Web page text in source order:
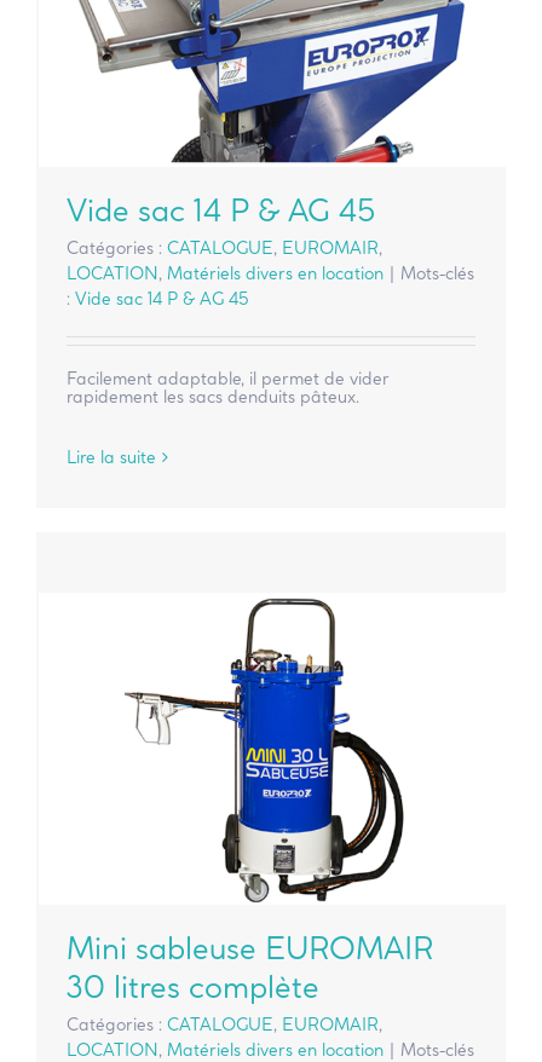
Vide sac 14 P & AG 45
Catégories : CATALOGUE, EUROMAIR,
LOCATION, Matériels divers en location | Mots-clés
: Vide sac 14 P & AG 45
Facilement adaptable, il permet de vider
rapidement les sacs denduits pâteux.
Lire la suite
Mini sableuse EUROMAIR
30 litres complète
Catégories : CATALOGUE, EUROMAIR,
LOCATION, Matériels divers en location | Mots-clés